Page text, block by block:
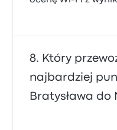
Który
najbardziej
Bratysława do